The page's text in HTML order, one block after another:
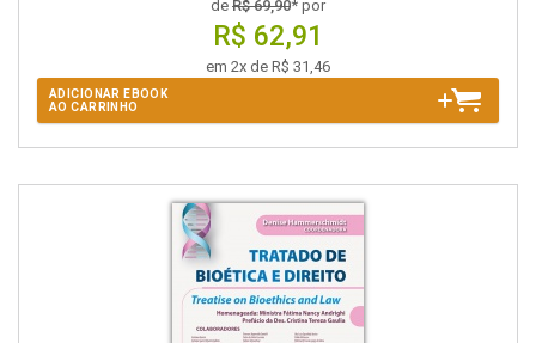
de R$ 69,90* por
R$ 62,91
em 2x de R$ 31,46
ADICIONAR EBOOK
AO CARRINHO